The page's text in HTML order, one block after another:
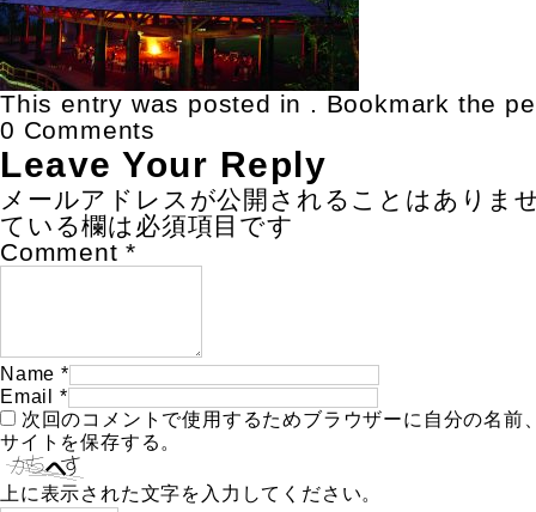
This entry was posted in . Bookmark the
0 Comments
Leave Your Reply
メールアドレスが公開されることはありま
ている欄は必須項目です
Comment *
Name *
Email
*
次回のコメントで使用するためブラウザーに自分の名前
サイトを保存する。
上に表示された文字を入力してください。